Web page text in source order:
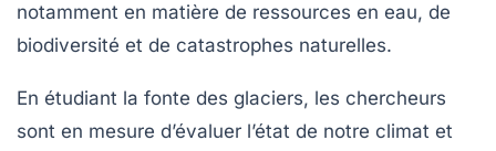
notamment en matière de ressources en eau, de
biodiversité et de catastrophes naturelles.
En étudiant la fonte des glaciers, les chercheurs
sont en mesure d’évaluer l’état de notre climat et